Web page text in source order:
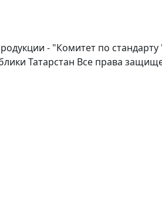
- "Комитет по
Татарстан Все права